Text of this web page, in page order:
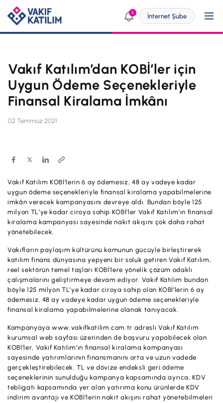
3 İnternet Şube
Kendim İçin
SİZE ÖZEL ÇÖZÜMLER
Bireysel Bankacılık
Engelsiz Bankacılık
Vakıf Katılım Taksit Sistemi
ÜRÜN VE HİZMETLERİMİZ
Hesaplar
Yatırım
Finansmanlar
Kartlar
Sigorta ve Emeklilik
Ödemeler ve Hizmetler
Kampanyalar
Başvuru Yap
İşim İçin
Ticari
KOBİ
Dijital Bankacılık
p@ket
ÜRÜN VE HİZMETLERİMİZ
Hesaplar
Yatırım
Finansmanlar
Ticari Kartlar
POS Ürünleri
Dış Ticaret
Nakit Yönetimi
Yatırımcı İlişkileri
Şube ve ATM'ler
Ürün ve Hizmet Ücretleri
Vakıf Katılım’dan KOBİ’ler için
Uygun Ödeme Seçenekleriyle
Finansal Kiralama İmkânı
02 Temmuz 2021
Vakıf Katılım KOBİ’lerin 6 ay ödemesiz, 48 ay vadeye kadar
uygun ödeme seçenekleriyle finansal kiralama yapabilmelerine
imkân verecek kampanyasını devreye aldı. Bundan böyle 125
milyon TL’ye kadar ciroya sahip KOBİ’ler Vakıf Katılım’ın finansal
kiralama kampanyası sayesinde nakit akışını çok daha rahat
yönetebilecek.
Vakıfların paylaşım kültürünü kamunun gücüyle birleştirerek
katılım finans dünyasına yepyeni bir soluk getiren Vakıf Katılım,
reel sektörün temel taşları KOBİ'lere yönelik çözüm odaklı
çalışmalarını geliştirmeye devam ediyor. Vakıf Katılım bundan
böyle 125 milyon TL’ye kadar ciroya sahip olan KOBİ’lerin 6 ay
ödemesiz, 48 ay vadeye kadar uygun ödeme seçenekleriyle
finansal kiralama yapabilmelerine olanak tanıyacak.
Kampanyaya www.vakifkatilim.com.tr adresli Vakıf Katılım
kurumsal web sayfası üzerinden de başvuru yapabilecek olan
KOBİ’ler, Vakıf Katılım’ın finansal kiralama kampanyası
sayesinde yatırımlarının finansmanını orta ve uzun vadede
gerçekleştirebilecek. TL ve dövize endeksli geri ödeme
seçeneklerinin sunulduğu kampanya kapsamında ayrıca, KDV
tebligatı kapsamında yer alan yatırıma konu ürünlerde KDV
indirim avantajı ve KOBİ’lerin nakit akışını rahat yönetebilmeleri